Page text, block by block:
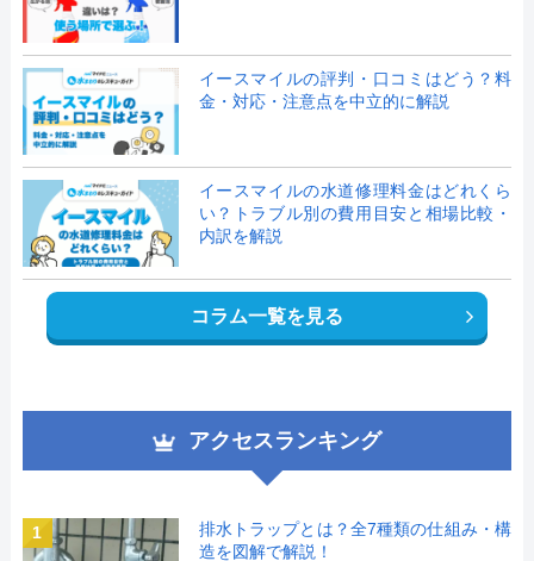
イースマイルの評判・口コミはどう？料
金・対応・注意点を中立的に解説
イースマイルの水道修理料金はどれくら
い？トラブル別の費用目安と相場比較・
内訳を解説
コラム一覧を見る
アクセスランキング
1
排水トラップとは？全7種類の仕組み・構
造を図解で解説！